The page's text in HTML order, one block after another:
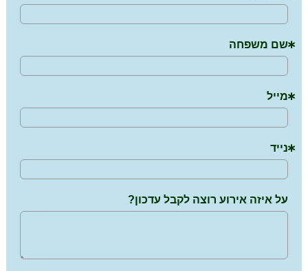
שם משפחה
מייל
נייד
על איזה אירוע רוצה לקבל עדכון?